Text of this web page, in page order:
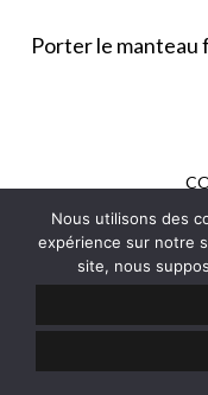
Porter le manteau
© 2013-2025 -
Nous utilisons des
expérience sur notre
site, nous